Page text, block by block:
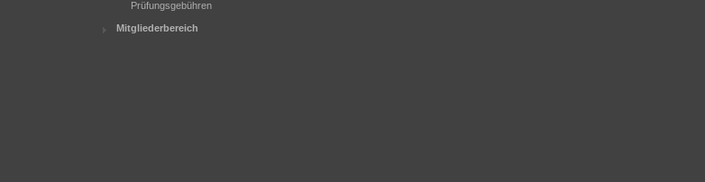
Prüfungsgebühren
Mitgliederbereich